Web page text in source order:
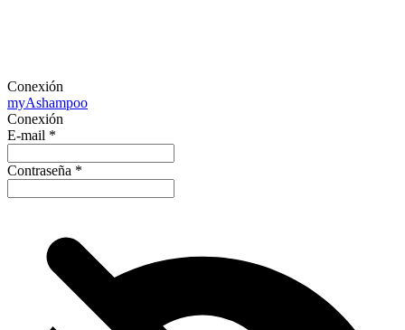
Conexión
myAshampoo
Conexión
E-mail *
Contraseña *